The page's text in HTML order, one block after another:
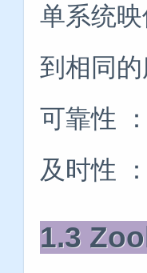
单系统
到相同的
可靠性
及时性
1.3